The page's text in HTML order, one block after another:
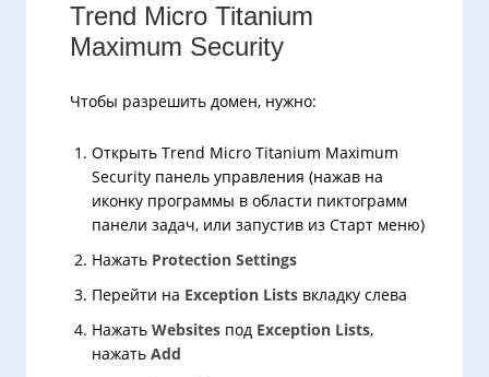
Trend Micro Titanium
Maximum Security
Чтобы разрешить домен, нужно:
Открыть Trend Micro Titanium Maximum
Security панель управления (нажав на
иконку программы в области пиктограмм
панели задач, или запустив из Старт меню)
Нажать Protection Settings
Перейти на Exception Lists вкладку слева
Нажать Websites под Exception Lists,
нажать Add